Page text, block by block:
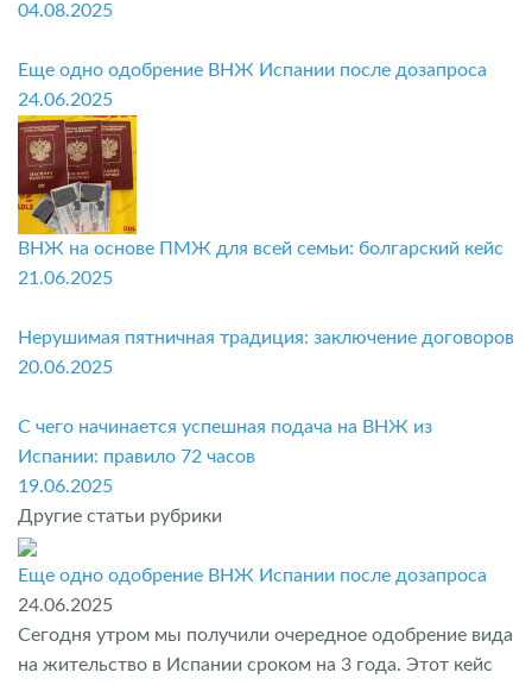
04.08.2025
Еще одно одобрение ВНЖ Испании после дозапроса
24.06.2025
ВНЖ на основе ПМЖ для всей семьи: болгарский кейс
21.06.2025
Нерушимая пятничная традиция: заключение договоров
20.06.2025
С чего начинается успешная подача на ВНЖ из
Испании: правило 72 часов
19.06.2025
Другие статьи рубрики
Еще одно одобрение ВНЖ Испании после дозапроса
24.06.2025
Сегодня утром мы получили очередное одобрение вида
на жительство в Испании сроком на 3 года. Этот кейс